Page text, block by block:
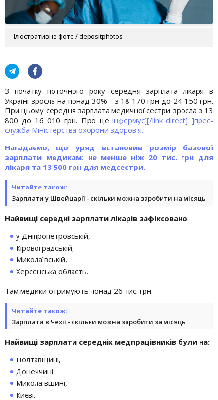
Ілюстративне фото / depositphotos
З початку поточного року середня зарплата лікаря в
Україні зросла на понад 30% - з 18 170 грн до 24 150 грн.
При цьому середня зарплата медичної сестри зросла з 13
800 до 16 010 грн. Про цеінформує[[/link_direct] ]прес-
служба Міністерства охорони здоров'я.
Нагадаємо, що уряд встановив розмір базової
зарплати медикам: не менше ніж 20 тис. грн для
лікаря та 13 500 грн для медсестри.
Читайте також:
Зарплати у Швейцарії - скільки можна заробити на місяць
Найвищі середні зарплати лікарів зафіксовано:
у Дніпропетровській,
Кіровоградській,
Миколаївській,
Херсонська область.
Там медики отримують понад 26 тис. грн.
Читайте також:
Зарплати в Чехії - скільки можна заробити за місяць
Найвищі зарплати середніх медпрацівників були на:
Полтавщині,
Донеччині,
Миколаївщині,
Києві.